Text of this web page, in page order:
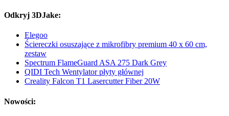
Odkryj 3DJake:
Elegoo
Ściereczki osuszające z mikrofibry premium 40 x 60 cm,
zestaw
Spectrum FlameGuard ASA 275 Dark Grey
QIDI Tech Wentylator płyty głównej
Creality Falcon T1 Lasercutter Fiber 20W
Nowości: